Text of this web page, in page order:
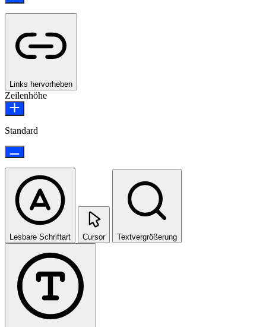
Links hervorheben
Zeilenhöhe
Standard
Lesbare Schriftart Cursor Textvergrößerung